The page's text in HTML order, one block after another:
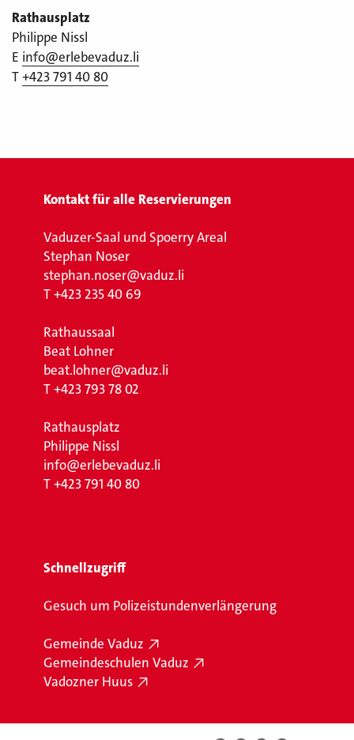
Rathausplatz
Philippe Nissl
E info@erlebevaduz.li
T+423 791 40 80
Kontakt für alle Reservierungen
Vaduzer-Saal und Spoerry Areal
Stephan Noser
stephan.noser@vaduz.li
T+423 235 40 69
Rathaussaal
Beat Lohner
beat.lohner@vaduz.li
T+423 793 78 02
Rathausplatz
Philippe Nissl
info@erlebevaduz.li
T+423 791 40 80
Schnellzugriff
Gesuch um Polizeistundenverlängerung
Gemeinde Vaduz
Gemeindeschulen Vaduz
Vadozner Huus